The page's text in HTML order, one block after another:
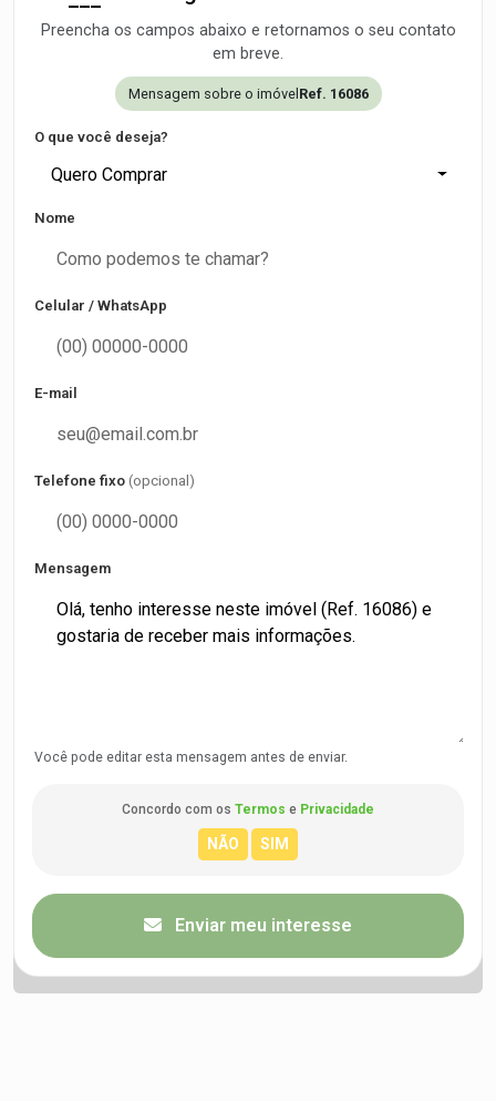
Preencha os campos abaixo e retornamos o seu contato
em breve.
Mensagem sobre o imóvelRef. 16086
O que você deseja?
Quero Comprar
Nome
Celular / WhatsApp
E-mail
Telefone fixo (opcional)
Mensagem
Você pode editar esta mensagem antes de enviar.
Concordo com os Termos e Privacidade
Enviar meu interesse